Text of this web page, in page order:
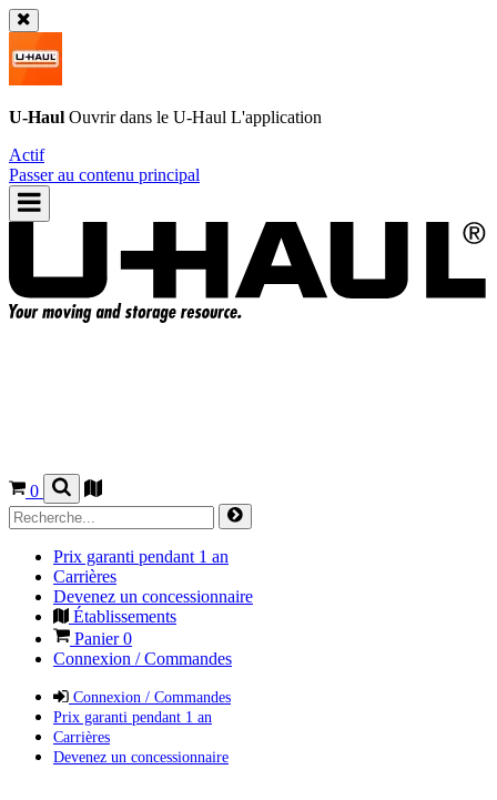
U-Haul Ouvrir dans le U-Haul L'application
Actif
Passer au contenu principal
0
Prix garanti pendant 1 an
Carrières
Devenez un concessionnaire
Établissements
Panier0
Connexion / Commandes
Connexion / Commandes
Prix garanti pendant 1 an
Carrières
Devenez un concessionnaire